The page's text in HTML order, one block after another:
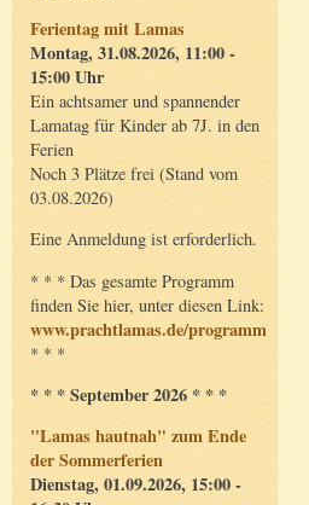
Ferientag mit Lamas
Montag, 31.08.2026, 11:00 -
15:00 Uhr
Ein achtsamer und spannender
Lamatag für Kinder ab 7J. in den
Ferien
Noch 3 Plätze frei (Stand vom
03.08.2026)
Eine Anmeldung ist erforderlich.
* * * Das gesamte Programm
finden Sie hier, unter diesen Link:
www.prachtlamas.de/programm
* * *
* * * September 2026 * * *
"Lamas hautnah" zum Ende
der Sommerferien
Dienstag, 01.09.2026, 15:00 -